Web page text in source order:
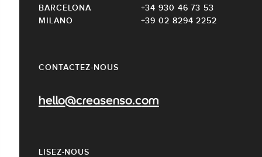
CONTACTEZ-NOUS
hello@creasenso.com
LISEZ-NOUS
BARCELONA
+34 930 46 73 53
MILANO
+39 02 8294 2252